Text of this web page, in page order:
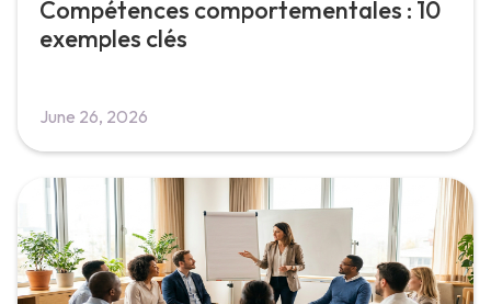
Compétences comportementales : 10
exemples clés
June 26, 2026